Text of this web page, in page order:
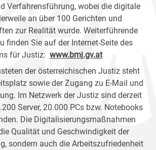
Verfahrensführung, wobei die digitale
an über 100 Gerichten und
zur Realität wurde. Weiterführende
finden Sie auf der Internet-Seite des
für Justiz: www.bmj.gv.at
der österreichischen Justiz steht
sowie der Zugang zu E-Mail und
Im Netzwerk der Justiz sind derzeit
Server, 20.000 PCs bzw. Notebooks
Die Digitalisierungsmaßnahmen
Qualität und Geschwindigkeit der
sondern auch die Arbeitszufriedenheit